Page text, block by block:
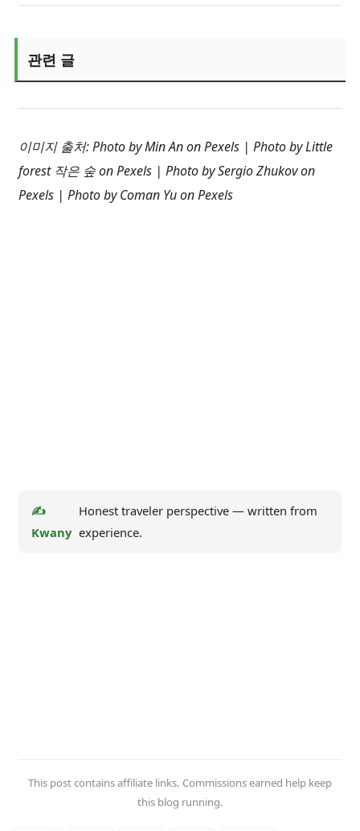
관련 글
이미지 출처: Photo by Min An on Pexels | Photo by Little
forest 작은 숲 on Pexels | Photo by Sergio Zhukov on
Pexels | Photo by Coman Yu on Pexels
✍️
Kwany
Honest traveler perspective — written from
experience.
This post contains affiliate links. Commissions earned help keep
this blog running.